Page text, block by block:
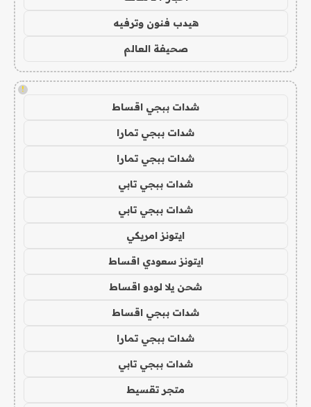
هيدب فنون وترفيه
صحيفة العالم
!
شدات ببجي اقساط
شدات ببجي تمارا
شدات ببجي تمارا
شدات ببجي تابي
شدات ببجي تابي
ايتونز امريكي
ايتونز سعودي اقساط
شحن يلا لودو اقساط
شدات ببجي اقساط
شدات ببجي تمارا
شدات ببجي تابي
متجر تقسيط